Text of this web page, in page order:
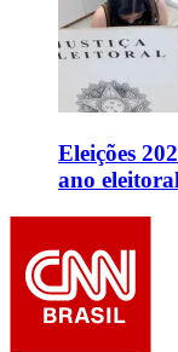
Eleições
ano eleitoral